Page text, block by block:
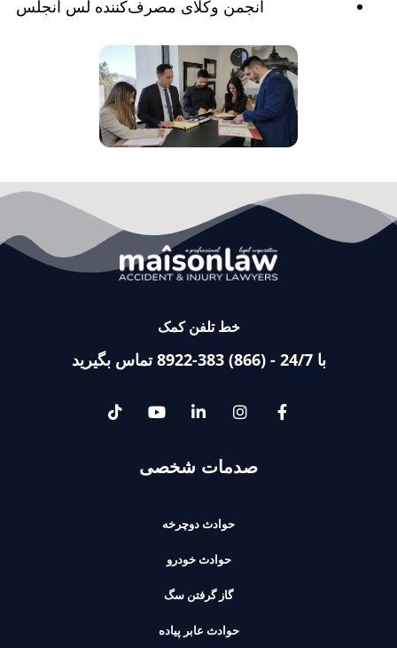
انجمن وکلای مصرف‌کننده لس آنجلس
خط تلفن کمک
با 24/7 - (866) 383-8922 تماس بگیرید
صدمات شخصی
حوادث دوچرخه
حوادث خودرو
گاز گرفتن سگ
حوادث عابر پیاده